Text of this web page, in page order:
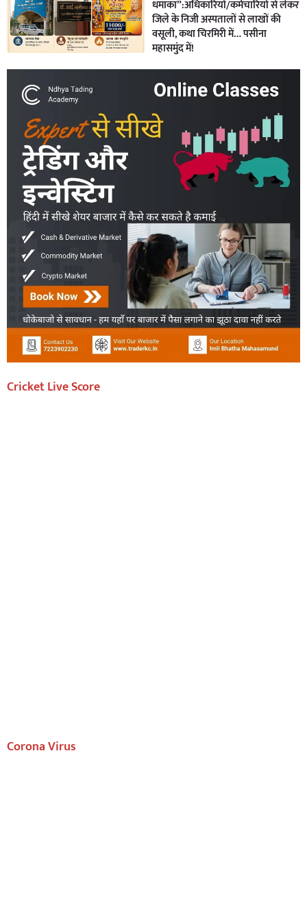
धमाका”:अधिकारियों/कर्मचारियों से लेकर
जिले के निजी अस्पतालों से लाखों की
वसूली, कथा चिरमिरी में… पसीना
महासमुंद में!
Cricket Live Score
Corona Virus